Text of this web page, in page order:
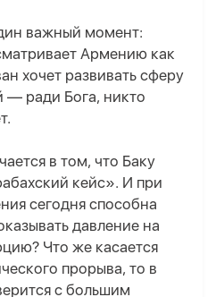
важный момент:
Армению как
хочет развивать сферу
— ради Бога, никто
в том, что Баку
кейс». И при
сегодня способна
давление на
Что же касается
прорыва, то в
с большим